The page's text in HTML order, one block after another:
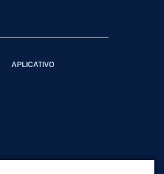
APLICATIVO